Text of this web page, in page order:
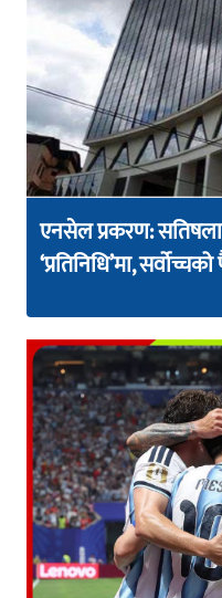
एनसेल प्रकरण:
‘प्रतिनिधि’मा,